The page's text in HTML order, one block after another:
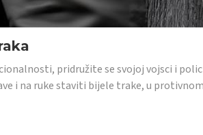
pridružite se svojoj vojsci i
i na ruke staviti bijele trake, u